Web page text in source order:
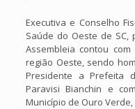
Executiva e Conselho
Saúde do Oeste de SC,
Assembleia contou
região Oeste, sendo
Presidente a Prefeita
Paravisi Bianchin e
Município de Ouro Verde,